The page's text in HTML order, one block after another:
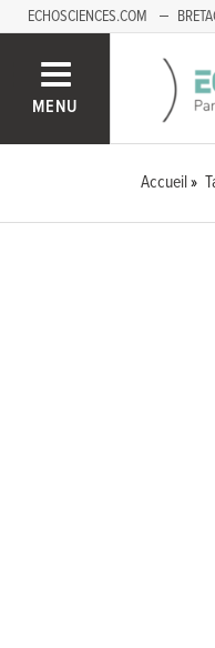
ECHOSCIENCES.COM
MENU
Accueil